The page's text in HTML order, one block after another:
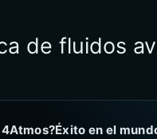
de fluidos
Éxito en el